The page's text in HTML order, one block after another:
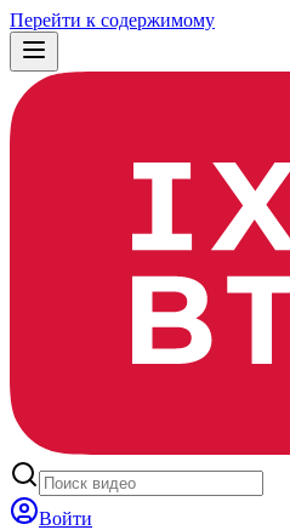
Перейти к содержимому
Войти